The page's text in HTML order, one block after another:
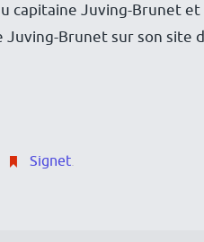
capitaine Juving-Brunet
Juving-Brunet sur son site
Signet.